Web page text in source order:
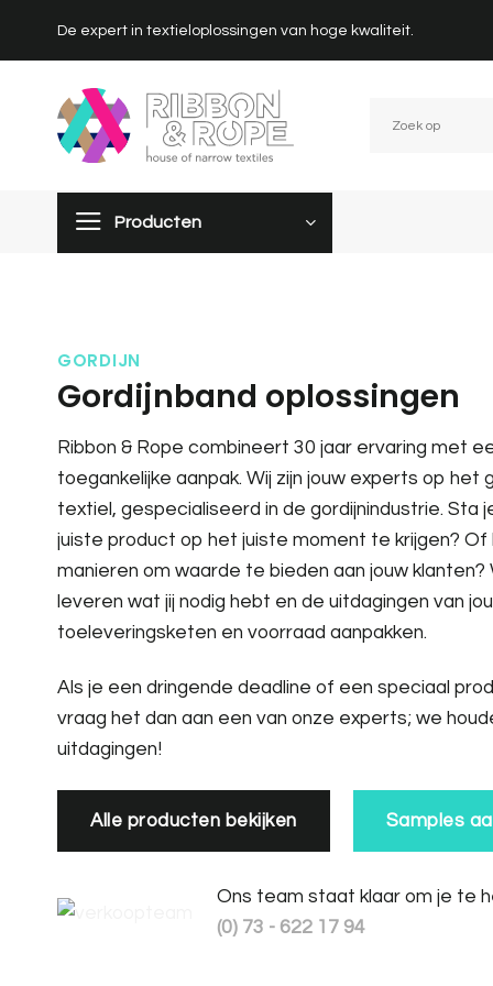
De expert in textieloplossingen van hoge kwaliteit.
Producten
GORDIJN
Gordijnband oplossingen
Ribbon & Rope combineert 30 jaar ervaring met
toegankelijke aanpak. Wij zijn jouw experts op het
textiel, gespecialiseerd in de gordijnindustrie. Sta
juiste product op het juiste moment te krijgen? Of
manieren om waarde te bieden aan jouw klanten?
leveren wat jij nodig hebt en de uitdagingen van
toeleveringsketen en voorraad aanpakken.
Als je een dringende deadline of een speciaal
vraag het dan aan een van onze experts; we
uitdagingen!
Alle producten bekijken Samples
Ons team staat klaar om je te
(0) 73 - 622 17 94